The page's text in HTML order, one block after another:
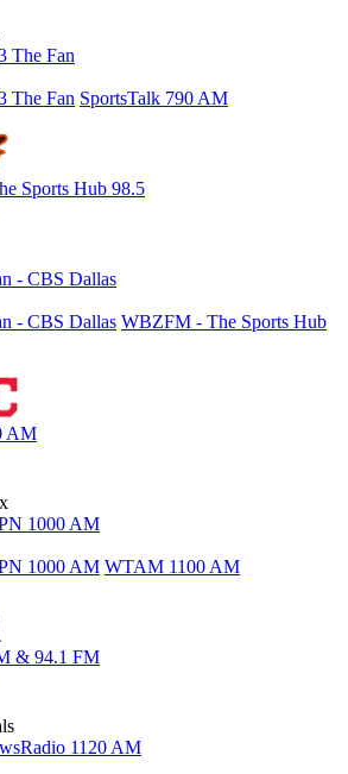
The Fan
The Fan SportsTalk 790 AM
Sports Hub 98.5
- CBS Dallas
- CBS Dallas WBZFM - The Sports Hub
AM
1000 AM
1000 AM WTAM 1100 AM
& 94.1 FM
1120 AM